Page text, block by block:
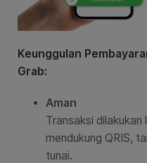
Keunggulan
Grab:
Aman
Transaksi dilakukan
mendukung QRIS,
tunai.